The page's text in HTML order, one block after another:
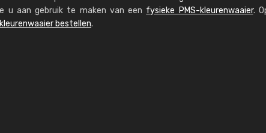
u aan gebruik te maken van een fysieke PMS-kleurenwaaier.
bestellen.